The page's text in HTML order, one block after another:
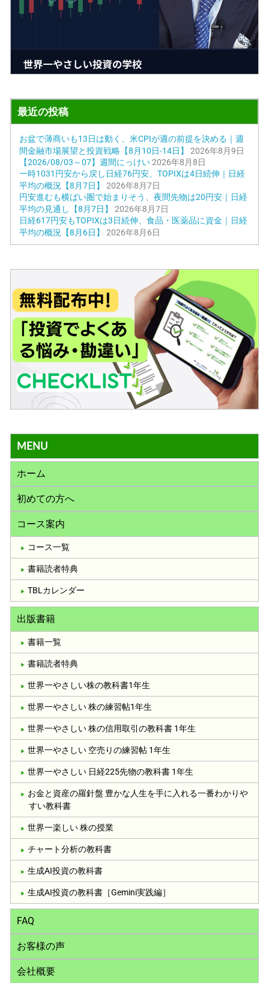
最近の投稿
お盆で薄商いも13日は動く、米CPIが週の前提を決める｜週
間金融市場展望と投資戦略【8月10日-14日】
2026年8月9日
【2026/08/03～07】週間にっけい 2026年8月8日
一時1031円安から戻し日経76円安、TOPIXは4日続伸｜日経
平均の概況【8月7日】
2026年8月7日
円安進むも横ばい圏で始まりそう、夜間先物は20円安｜日経
平均の見通し【8月7日】
2026年8月7日
日経617円安もTOPIXは3日続伸、食品・医薬品に資金｜日経
平均の概況【8月6日】
2026年8月6日
MENU
ホーム
初めての方へ
コース案内
コース一覧
書籍読者特典
TBLカレンダー
出版書籍
書籍一覧
書籍読者特典
世界一やさしい株の教科書1年生
世界一やさしい 株の練習帖1年生
世界一やさしい 株の信用取引の教科書 1年生
世界一やさしい 空売りの練習帖 1年生
世界一やさしい 日経225先物の教科書 1年生
お金と資産の羅針盤 豊かな人生を手に入れる一番わかりや
すい教科書
世界一楽しい 株の授業
チャート分析の教科書
生成AI投資の教科書
生成AI投資の教科書［Gemini実践編］
FAQ
お客様の声
会社概要